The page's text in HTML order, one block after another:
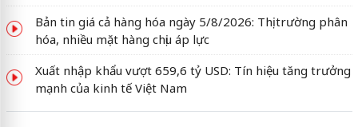
Bản tin giá cả hàng hóa ngày 5/8/2026: Thị trường phân
hóa, nhiều mặt hàng chịu áp lực
Xuất nhập khẩu vượt 659,6 tỷ USD: Tín hiệu tăng trưởng
mạnh của kinh tế Việt Nam